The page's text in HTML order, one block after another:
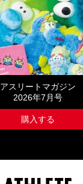
アスリートマガジン
2026年7月号
購入する